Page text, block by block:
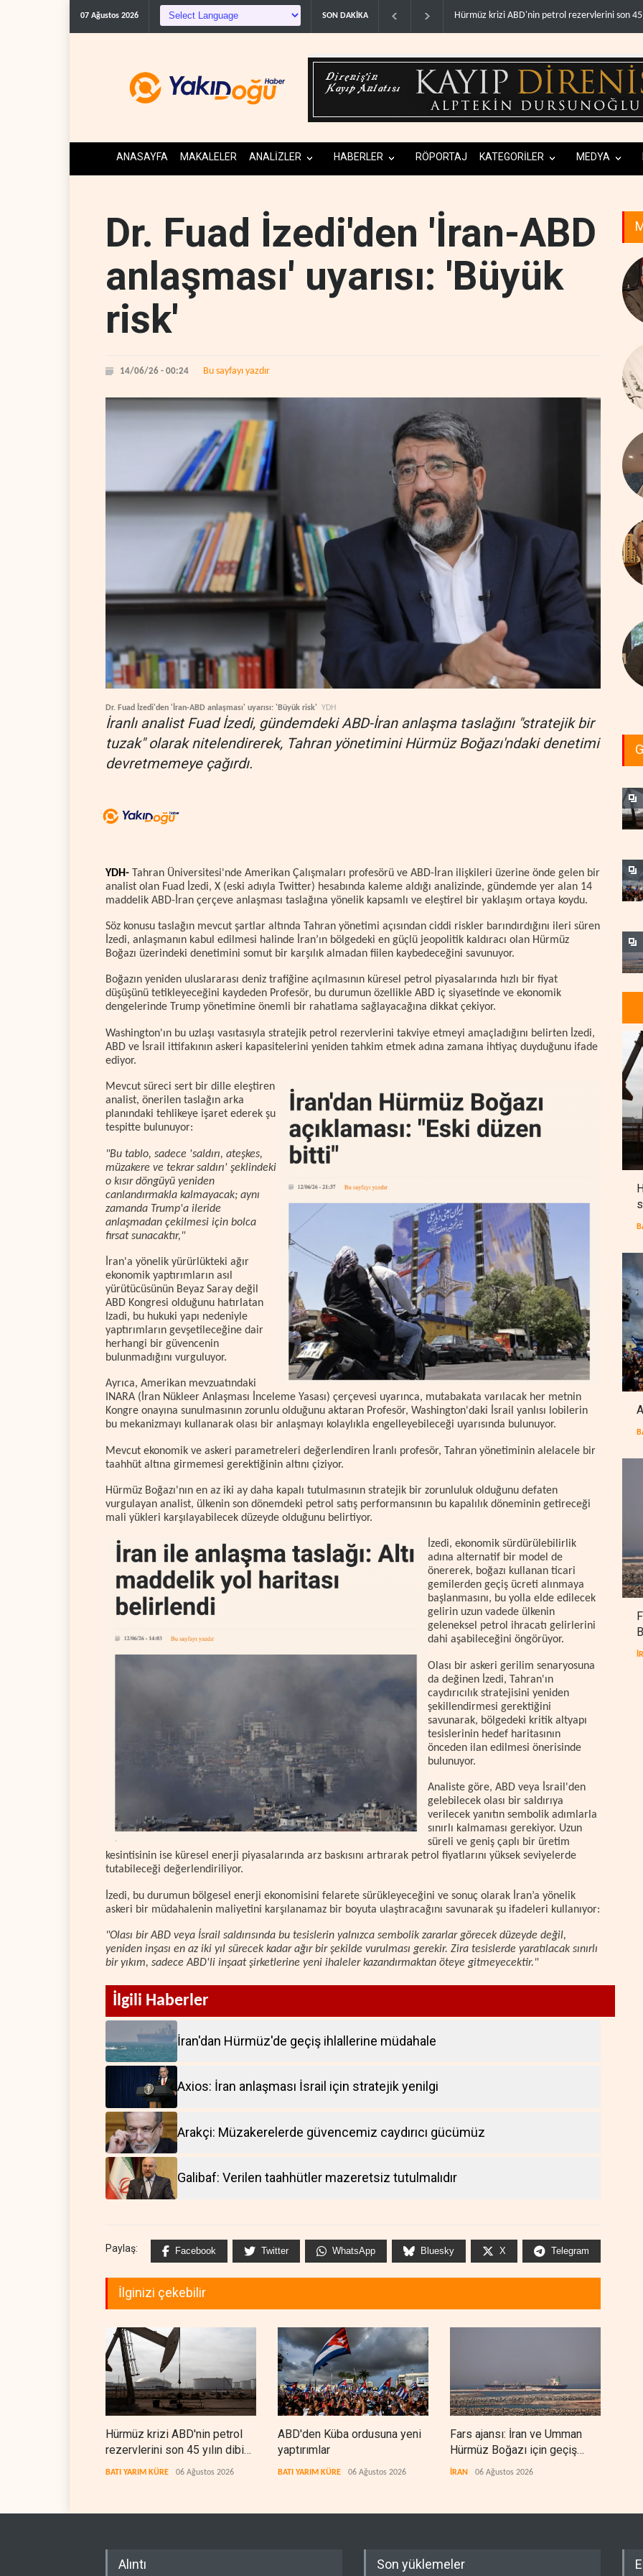
07 Ağustos 2026 SON DAKİKA ABD'den Küba ordusuna yeni yaptırımlar..
ANASAYFA MAKALELER ANALİZLER HABERLER RÖPORTAJ KATEGORİLER MEDYA
Dr. Fuad İzedi'den 'İran-ABD
anlaşması' uyarısı: 'Büyük
risk'
14/06/26 - 00:24 Bu sayfayı yazdır
Dr. Fuad İzedi'den 'İran-ABD anlaşması' uyarısı: 'Büyük risk' YDH
İranlı analist Fuad İzedi, gündemdeki ABD-İran anlaşma taslağını "stratejik bir
tuzak" olarak nitelendirerek, Tahran yönetimini Hürmüz Boğazı'ndaki denetimi
devretmemeye çağırdı.
YDH-
Tahran Üniversitesi'nde Amerikan Çalışmaları profesörü ve ABD-İran ilişkileri üzerine önde gelen bir
analist olan Fuad İzedi, X (eski adıyla Twitter) hesabında kaleme aldığı analizinde, gündemde yer alan 14
maddelik ABD-İran çerçeve anlaşması taslağına yönelik kapsamlı ve eleştirel bir yaklaşım ortaya koydu.
Söz konusu taslağın mevcut şartlar altında Tahran yönetimi açısından ciddi riskler barındırdığını ileri süren
İzedi, anlaşmanın kabul edilmesi halinde İran’ın bölgedeki en güçlü jeopolitik kaldıracı olan Hürmüz
Boğazı üzerindeki denetimini somut bir karşılık almadan fiilen kaybedeceğini savunuyor.
Boğazın yeniden uluslararası deniz trafiğine açılmasının küresel petrol piyasalarında hızlı bir fiyat
düşüşünü tetikleyeceğini kaydeden Profesör, bu durumun özellikle ABD iç siyasetinde ve ekonomik
dengelerinde Trump yönetimine önemli bir rahatlama sağlayacağına dikkat çekiyor.
Washington'ın bu uzlaşı vasıtasıyla stratejik petrol rezervlerini takviye etmeyi amaçladığını belirten İzedi,
ABD ve İsrail ittifakının askeri kapasitelerini yeniden tahkim etmek adına zamana ihtiyaç duyduğunu ifade
ediyor.
Mevcut süreci sert bir dille eleştiren
analist, önerilen taslağın arka
planındaki tehlikeye işaret ederek şu
tespitte bulunuyor:
"Bu tablo, sadece 'saldırı, ateşkes,
müzakere ve tekrar saldırı' şeklindeki
o kısır döngüyü yeniden
canlandırmakla kalmayacak; aynı
zamanda Trump'a ileride
anlaşmadan çekilmesi için bolca
fırsat sunacaktır,"
İran'a yönelik yürürlükteki ağır
ekonomik yaptırımların asıl
yürütücüsünün Beyaz Saray değil
ABD Kongresi olduğunu hatırlatan
Izadi, bu hukuki yapı nedeniyle
yaptırımların gevşetileceğine dair
herhangi bir güvencenin
bulunmadığını vurguluyor.
Ayrıca, Amerikan mevzuatındaki
INARA (İran Nükleer Anlaşması İnceleme Yasası) çerçevesi uyarınca, mutabakata varılacak her metnin
Kongre onayına sunulmasının zorunlu olduğunu aktaran Profesör, Washington'daki İsrail yanlısı lobilerin
bu mekanizmayı kullanarak olası bir anlaşmayı kolaylıkla engelleyebileceği uyarısında bulunuyor.
Mevcut ekonomik ve askeri parametreleri değerlendiren İranlı profesör, Tahran yönetiminin alelacele bir
taahhüt altına girmemesi gerektiğinin altını çiziyor.
Hürmüz Boğazı'nın en az iki ay daha kapalı tutulmasının stratejik bir zorunluluk olduğunu defaten
vurgulayan analist, ülkenin son dönemdeki petrol satış performansının bu kapalılık döneminin getireceği
mali yükleri karşılayabilecek düzeyde olduğunu belirtiyor.
İzedi, ekonomik sürdürülebilirlik
adına alternatif bir model de
önererek, boğazı kullanan ticari
gemilerden geçiş ücreti alınmaya
başlanmasını, bu yolla elde edilecek
gelirin uzun vadede ülkenin
geleneksel petrol ihracatı gelirlerini
dahi aşabileceğini öngörüyor.
Olası bir askeri gerilim senaryosuna
da değinen İzedi, Tahran'ın
caydırıcılık stratejisini yeniden
şekillendirmesi gerektiğini
savunarak, bölgedeki kritik altyapı
tesislerinin hedef haritasının
önceden ilan edilmesi önerisinde
bulunuyor.
Analiste göre, ABD veya İsrail'den
gelebilecek olası bir saldırıya
verilecek yanıtın sembolik adımlarla
sınırlı kalmaması gerekiyor. Uzun
süreli ve geniş çaplı bir üretim
kesintisinin ise küresel enerji piyasalarında arz baskısını artırarak petrol fiyatlarını yüksek seviyelerde
tutabileceği değerlendiriliyor.
İzedi, bu durumun bölgesel enerji ekonomisini felarete sürükleyeceğini ve sonuç olarak İran’a yönelik
askeri bir müdahalenin maliyetini karşılanamaz bir boyuta ulaştıracağını savunarak şu ifadeleri kullanıyor:
"Olası bir ABD veya İsrail saldırısında bu tesislerin yalnızca sembolik zararlar görecek düzeyde değil,
yeniden inşası en az iki yıl sürecek kadar ağır bir şekilde vurulması gerekir. Zira tesislerde yaratılacak sınırlı
bir yıkım, sadece ABD'li inşaat şirketlerine yeni ihaleler kazandırmaktan öteye gitmeyecektir."
İlgili Haberler
İran'dan Hürmüz'de geçiş ihlallerine müdahale
Axios: İran anlaşması İsrail için stratejik yenilgi
Arakçi: Müzakerelerde güvencemiz caydırıcı gücümüz
Galibaf: Verilen taahhütler mazeretsiz tutulmalıdır
Paylaş: Facebook Twitter WhatsApp Bluesky X Telegram
İlginizi çekebilir
Hürmüz krizi ABD'nin petrol
rezervlerini son 45 yılın dibine
indirdi
BATI YARIM KÜRE 06 Ağustos 2026
ABD'den Küba ordusuna yeni
yaptırımlar
BATI YARIM KÜRE 06 Ağustos 2026
Fars ajansı: İran ve Umman
Hürmüz Boğazı için geçiş
koridorlarında anlaştı
İRAN 06 Ağustos 2026
Alıntı Son yüklemeler